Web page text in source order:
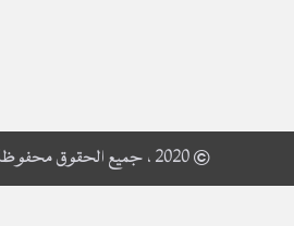
© 2020 ، جميع الحقوق محفوظة للوزارة الأولى الموريتانية